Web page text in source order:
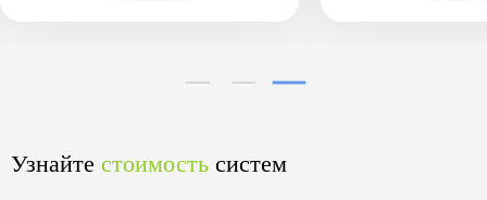
Узнайте стоимость систем